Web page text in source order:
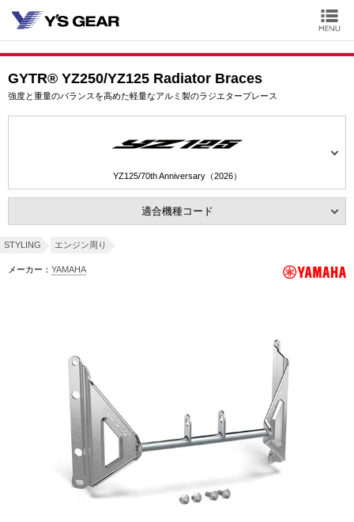
GYTR® YZ250/YZ125 Radiator Braces
強度と重量のバランスを高めた軽量なアルミ製のラジエタープレース
YZ125/70th Anniversary（2026）
適合機種コード
STYLING エンジン周り
メーカー： YAMAHA